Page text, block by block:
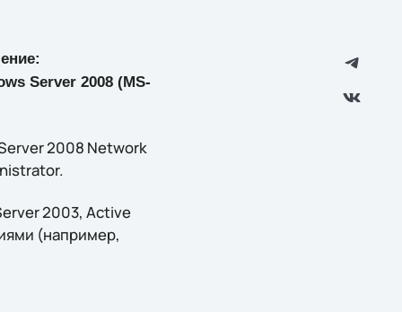
Server 2008 (MS-
2008 Network
2003, Active
(например,